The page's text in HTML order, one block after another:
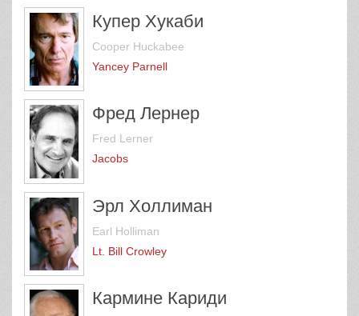
Купер Хукаби
Cooper Huckabee
Yancey Parnell
Фред Лернер
Fred Lerner
Jacobs
Эрл Холлиман
Earl Holliman
Lt. Bill Crowley
Кармине Кариди